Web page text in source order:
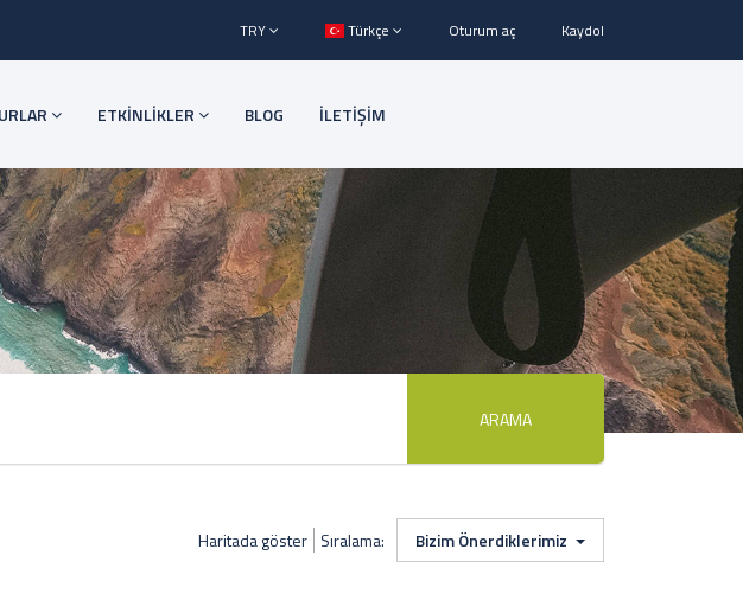
TRY Türkçe Oturum aç Kaydol
ETKİNLİKLER BLOG İLETİŞİM
ARAMA
Haritada göster Sıralama:
Bizim Önerdiklerimiz